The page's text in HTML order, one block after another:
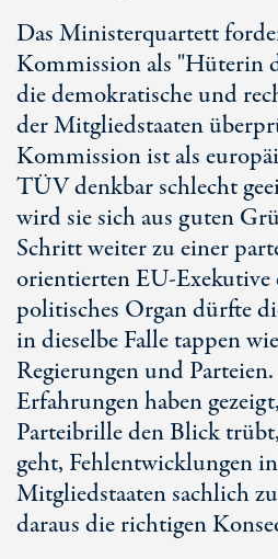
Das Ministerquartett
Kommission als "Hüterin
die demokratische und
der Mitgliedstaaten
Kommission ist als
TÜV denkbar schlecht
wird sie sich aus guten
Schritt weiter zu einer
orientierten EU-
politisches Organ dürfte
in dieselbe Falle tappen
Regierungen und
Erfahrungen haben
Parteibrille den Blick
geht, Fehlentwicklungen
Mitgliedstaaten sachlich
daraus die richtigen